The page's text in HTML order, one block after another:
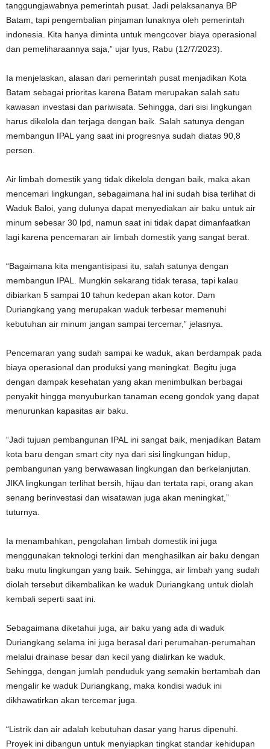
tanggungjawabnya pemerintah pusat. Jadi pelaksananya BP
Batam, tapi pengembalian pinjaman lunaknya oleh pemerintah
indonesia. Kita hanya diminta untuk mengcover biaya operasional
dan pemeliharaannya saja,” ujar Iyus, Rabu (12/7/2023).
Ia menjelaskan, alasan dari pemerintah pusat menjadikan Kota
Batam sebagai prioritas karena Batam merupakan salah satu
kawasan investasi dan pariwisata. Sehingga, dari sisi lingkungan
harus dikelola dan terjaga dengan baik. Salah satunya dengan
membangun IPAL yang saat ini progresnya sudah diatas 90,8
persen.
Air limbah domestik yang tidak dikelola dengan baik, maka akan
mencemari lingkungan, sebagaimana hal ini sudah bisa terlihat di
Waduk Baloi, yang dulunya dapat menyediakan air baku untuk air
minum sebesar 30 lpd, namun saat ini tidak dapat dimanfaatkan
lagi karena pencemaran air limbah domestik yang sangat berat.
“Bagaimana kita mengantisipasi itu, salah satunya dengan
membangun IPAL. Mungkin sekarang tidak terasa, tapi kalau
dibiarkan 5 sampai 10 tahun kedepan akan kotor. Dam
Duriangkang yang merupakan waduk terbesar memenuhi
kebutuhan air minum jangan sampai tercemar,” jelasnya.
Pencemaran yang sudah sampai ke waduk, akan berdampak pada
biaya operasional dan produksi yang meningkat. Begitu juga
dengan dampak kesehatan yang akan menimbulkan berbagai
penyakit hingga menyuburkan tanaman eceng gondok yang dapat
menurunkan kapasitas air baku.
“Jadi tujuan pembangunan IPAL ini sangat baik, menjadikan Batam
kota baru dengan smart city nya dari sisi lingkungan hidup,
pembangunan yang berwawasan lingkungan dan berkelanjutan.
JIKA lingkungan terlihat bersih, hijau dan tertata rapi, orang akan
senang berinvestasi dan wisatawan juga akan meningkat,”
tuturnya.
Ia menambahkan, pengolahan limbah domestik ini juga
menggunakan teknologi terkini dan menghasilkan air baku dengan
baku mutu lingkungan yang baik. Sehingga, air limbah yang sudah
diolah tersebut dikembalikan ke waduk Duriangkang untuk diolah
kembali seperti saat ini.
Sebagaimana diketahui juga, air baku yang ada di waduk
Duriangkang selama ini juga berasal dari perumahan-perumahan
melalui drainase besar dan kecil yang dialirkan ke waduk.
Sehingga, dengan jumlah penduduk yang semakin bertambah dan
mengalir ke waduk Duriangkang, maka kondisi waduk ini
dikhawatirkan akan tercemar juga.
“Listrik dan air adalah kebutuhan dasar yang harus dipenuhi.
Proyek ini dibangun untuk menyiapkan tingkat standar kehidupan